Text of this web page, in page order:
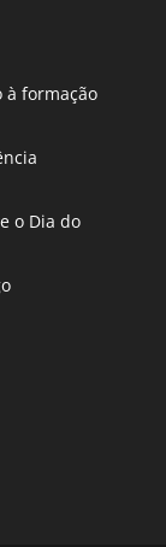
à formação
o Dia do